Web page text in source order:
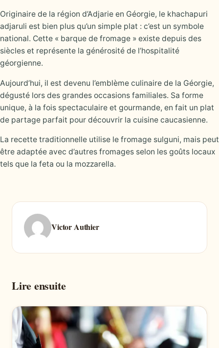
Originaire de la région d’Adjarie en Géorgie, le khachapuri
adjaruli est bien plus qu’un simple plat : c’est un symbole
national. Cette « barque de fromage » existe depuis des
siècles et représente la générosité de l’hospitalité
géorgienne.
Aujourd’hui, il est devenu l’emblème culinaire de la Géorgie,
dégusté lors des grandes occasions familiales. Sa forme
unique, à la fois spectaculaire et gourmande, en fait un plat
de partage parfait pour découvrir la cuisine caucasienne.
La recette traditionnelle utilise le fromage sulguni, mais peut
être adaptée avec d’autres fromages selon les goûts locaux
tels que la feta ou la mozzarella.
Victor Authier
Lire ensuite